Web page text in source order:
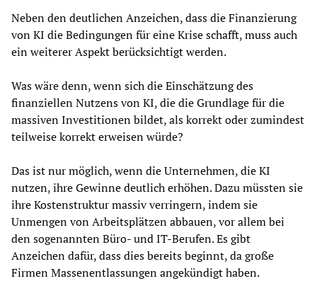
Neben den deutlichen Anzeichen, dass die Finanzierung
von KI die Bedingungen für eine Krise schafft, muss auch
ein weiterer Aspekt berücksichtigt werden.
Was wäre denn, wenn sich die Einschätzung des
finanziellen Nutzens von KI, die die Grundlage für die
massiven Investitionen bildet, als korrekt oder zumindest
teilweise korrekt erweisen würde?
Das ist nur möglich, wenn die Unternehmen, die KI
nutzen, ihre Gewinne deutlich erhöhen. Dazu müssten sie
ihre Kostenstruktur massiv verringern, indem sie
Unmengen von Arbeitsplätzen abbauen, vor allem bei
den sogenannten Büro- und IT-Berufen. Es gibt
Anzeichen dafür, dass dies bereits beginnt, da große
Firmen Massenentlassungen angekündigt haben.